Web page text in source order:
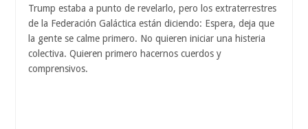
Trump estaba a punto de revelarlo, pero los extraterrestres
de la Federación Galáctica están diciendo: Espera, deja que
la gente se calme primero. No quieren iniciar una histeria
colectiva. Quieren primero hacernos cuerdos y
comprensivos.